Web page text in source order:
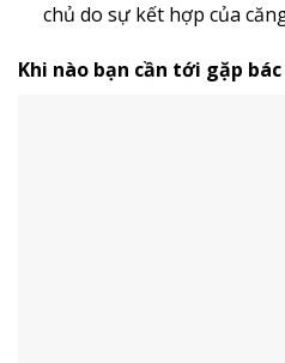
chủ do sự kết hợp của
Khi nào bạn cần tới gặp